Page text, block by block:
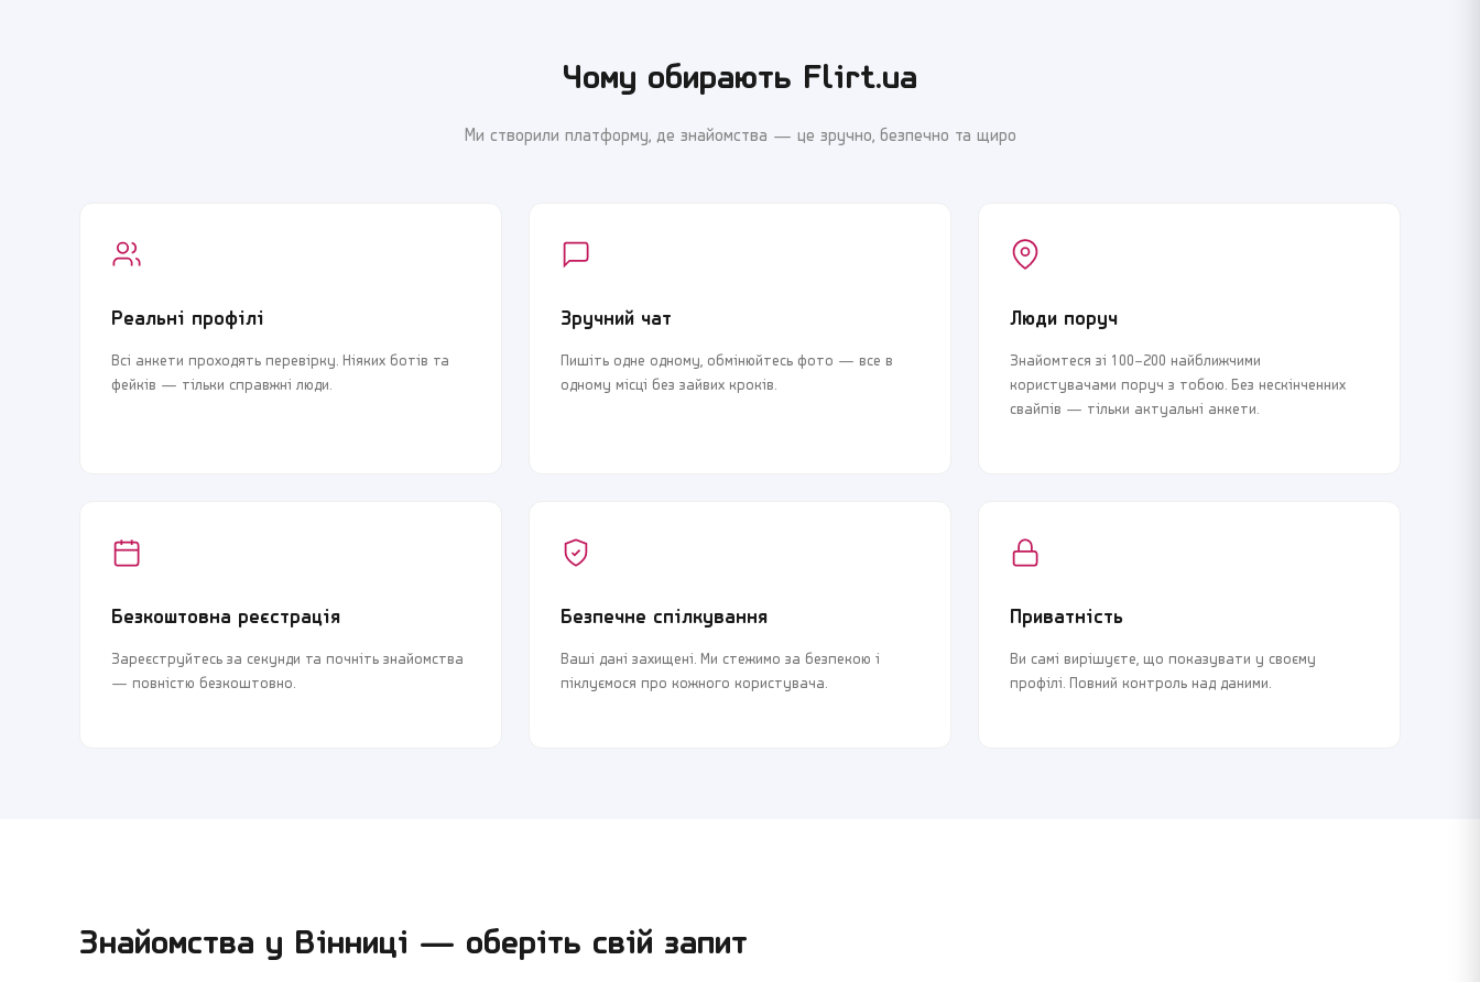
Чому обирають Flirt.ua
Ми створили платформу, де знайомства — це зручно, безпечно та щиро
Реальні профілі
Всі анкети проходять перевірку. Ніяких ботів та
фейків — тільки справжні люди.
Зручний чат
Пишіть одне одному, обмінюйтесь фото — все в
одному місці без зайвих кроків.
Люди поруч
Знайомтеся зі 100–200 найближчими
користувачами поруч з тобою. Без нескінченних
свайпів — тільки актуальні анкети.
Безкоштовна реєстрація
Зареєструйтесь за секунди та почніть знайомства
— повністю безкоштовно.
Безпечне спілкування
Ваші дані захищені. Ми стежимо за безпекою і
піклуємося про кожного користувача.
Приватність
Ви самі вирішуєте, що показувати у своєму
профілі. Повний контроль над даними.
Знайомства у Вінниці — оберіть свій запит